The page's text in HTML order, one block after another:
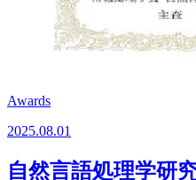
Awards
2025.08.01
自然言語処理学研